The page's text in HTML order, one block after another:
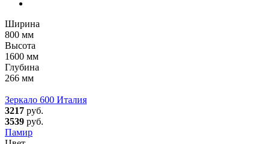
Ширина
800 мм
Высота
1600 мм
Глубина
266 мм
Зеркало 600 Италия
3217 руб.
3539 руб.
Памир